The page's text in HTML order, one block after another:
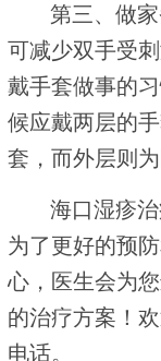
第三、做
可减少双手受
戴手套做事的
候应戴两层的
套，而外层则
海口湿疹
为了更好的预
心，医生会为
的治疗方案！
电话。